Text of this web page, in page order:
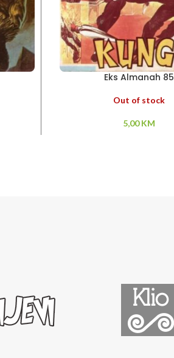
Eks Almanah 85
Out of stock
5,00KM